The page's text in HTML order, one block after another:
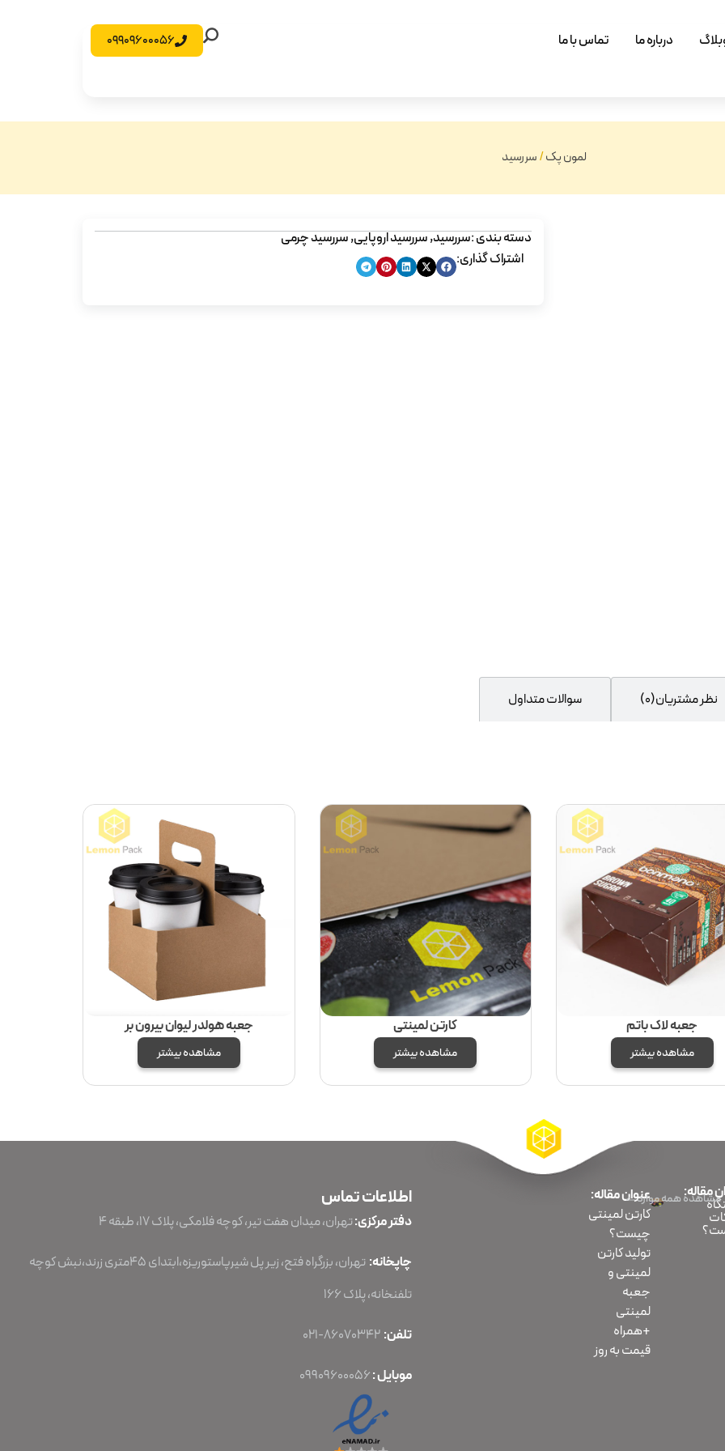
درباره ما تماس با ما 09909600056
لمون پک/سررسید
دسته بندی :سررسید,سررسید اروپایی,سررسید چرمی
اشتراک گذاری:
نظر مشتریان(0) سوالات متداول
جعبه لاک باتم
مشاهده بیشتر
کارتن لمینتی
مشاهده بیشتر
جعبه هولدر لیوان بیرون بر
مشاهده بیشتر
مشاهده همه موارد
مقاله:
عنوان مقاله:
کارتن لمینتی
چیست؟
تولید کارتن
لمینتی و
جعبه
لمینتی
+همراه
قیمت به روز
اطلاعات تماس
دفتر مرکزی:تهران، میدان هفت تیر، کوچه فلامکی، پلاک ۱۷، طبقه ۴
چاپخانه:
تهران، بزرگراه فتح، زیر پل شیرپاستوریزه،ابتدای 45متری زرند،نبش کوچه
تلفنخانه، پلاک 166
تلفن: 86070342-021
موبایل :09909600056